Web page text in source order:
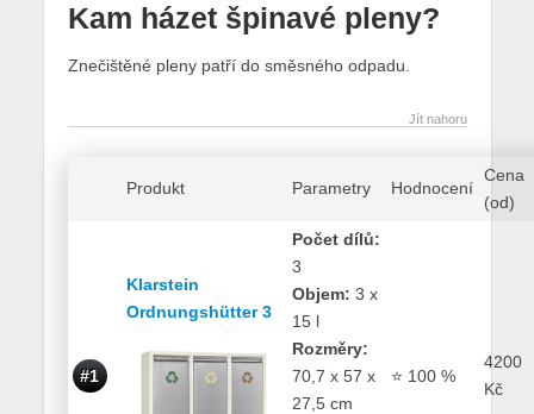
Kam házet špinavé pleny?
Znečištěné pleny patří do směsného odpadu.
Jít nahoru
Produkt Parametry Hodnocení
Cena
(od)
#1
Klarstein
Ordnungshütter 3
Počet dílů:
3
Objem: 3 x
15 l
Rozměry:
70,7 x 57 x
27,5 cm
⭐ 100 %
4200
Kč